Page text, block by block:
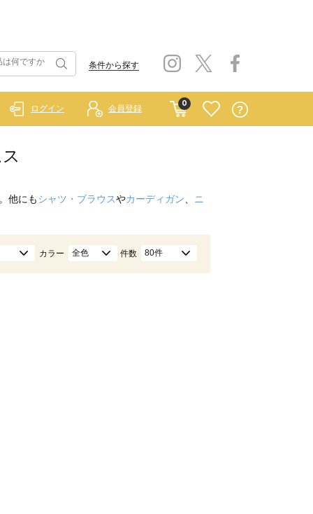
条件から探す
0
ログイン 会員登録
他にもシャツ・ブラウスやカーディガン
ニ
カラー 全色 件数 80件